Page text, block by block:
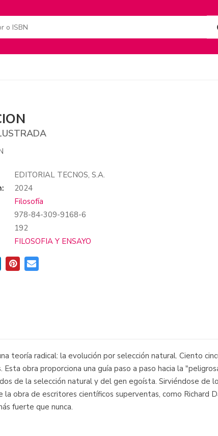
EDITORIAL TECNOS, S.A.
2024
Filosofía
978-84-309-9168-6
192
FILOSOFIA Y ENSAYO
teoría radical: la evolución por selección natural. Ciento
Esta obra proporciona una guía paso a paso hacia la
de la selección natural y del gen egoísta. Sirviéndose de
obra de escritores científicos superventas, como Richard
fuerte que nunca.